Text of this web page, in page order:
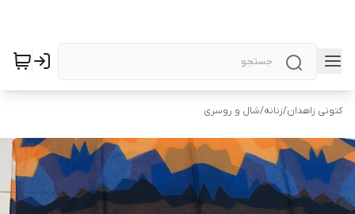
کتونی زاهدان/زنانه/شال و روسری